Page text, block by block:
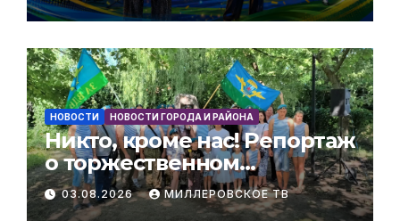
НОВОСТИ НОВОСТИ ГОРОДА И РАЙОНА
Никто, кроме нас! Репортаж
о торжественном
мероприятии,
посвященном Дню ВДВ РФ
03.08.2026 МИЛЛЕРОВСКОЕ ТВ